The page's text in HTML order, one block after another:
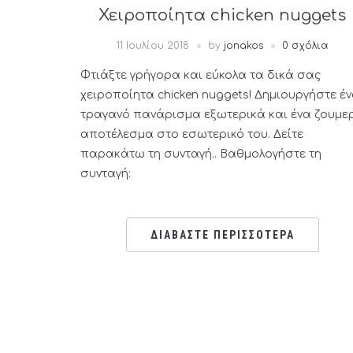
Χειροποίητα chicken nuggets
11 Ιουλίου 2018 by jonakos 0 σχόλια
Φτιάξτε γρήγορα και εύκολα τα δικά σας
χειροποίητα chicken nuggets! Δημιουργήστε
τραγανό πανάρισμα εξωτερικά και ένα
αποτέλεσμα στο εσωτερικό του. Δείτε
παρακάτω τη συνταγή.. Βαθμολογήστε τη
συνταγή:
ΔΙΑΒΑΣΤΕ ΠΕΡΙΣΣΟΤΕΡΑ